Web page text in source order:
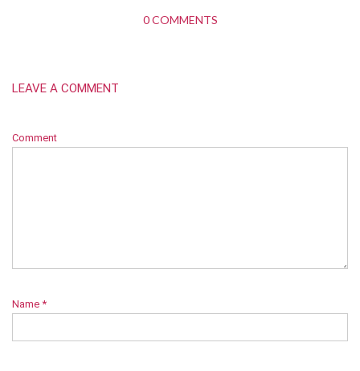
0 COMMENTS
LEAVE A COMMENT
Comment
Name *